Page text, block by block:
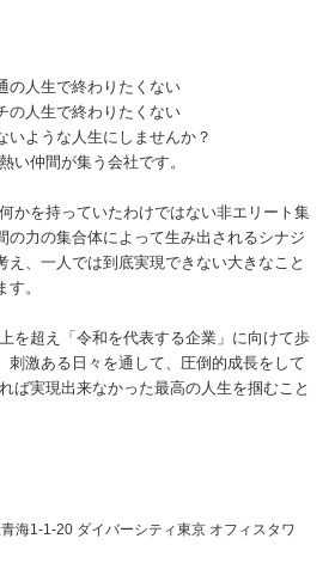
の人生で終わりたくない
の人生で終わりたくない
いような人生にしませんか？
い仲間が集う会社です。
かを持っていたわけではない非エリート集
の力の集合体によって生み出されるシナジ
え、一人では到底実現できない大きなこと
。
を超え「令和を代表する企業」に向けて歩
刺激ある日々を通して、圧倒的成長をして
ば実現出来なかった最高の人生を掴むこと
海1-1-20 ダイバーシティ東京 オフィスタワ